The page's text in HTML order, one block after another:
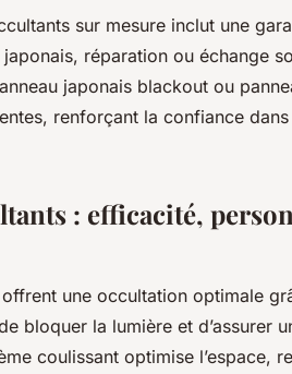
sur mesure inclut une
réparation ou échange
japonais blackout ou
renforçant la confiance dans
: efficacité,
offrent une occultation optimale
bloquer la lumière et d’assurer
coulissant optimise l’espace,